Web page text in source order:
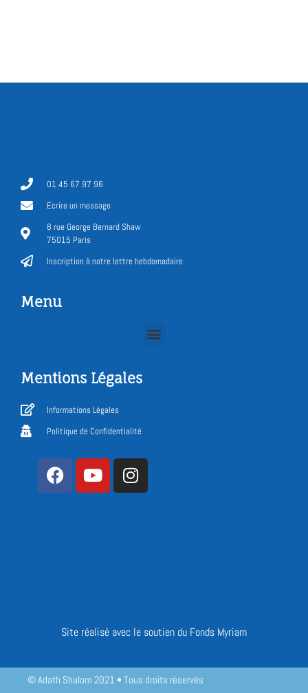
01 45 67 97 96
Ecrire un message
8 rue George Bernard Shaw
75015 Paris
Inscription à notre lettre hebdomadaire
Menu
Mentions Légales
Informations Légales
Politique de Confidentialité
Site réalisé avec le soutien du Fonds Myriam
© Adath Shalom 2021 • Tous droits réservés